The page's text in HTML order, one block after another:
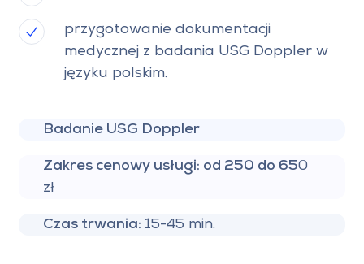
przygotowanie dokumentacji
medycznej z badania USG Doppler w
języku polskim.
Badanie USG Doppler
Zakres cenowy usługi: od 250 do 650
zł
Czas trwania: 15-45 min.